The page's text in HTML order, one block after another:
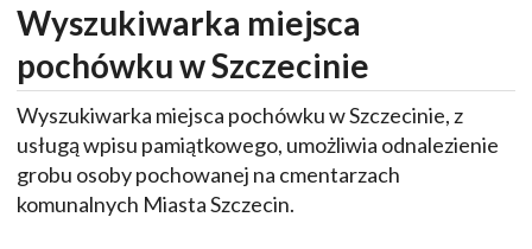
Wyszukiwarka miejsca
pochówku w Szczecinie
Wyszukiwarka miejsca pochówku w Szczecinie, z
usługą wpisu pamiątkowego, umożliwia odnalezienie
grobu osoby pochowanej na cmentarzach
komunalnych Miasta Szczecin.